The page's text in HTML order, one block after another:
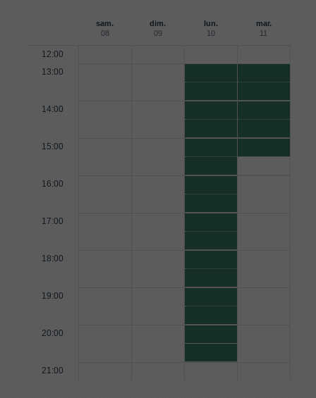
sam.
08
dim.
09
lun.
10
mar.
11
12:00
13:00
14:00
15:00
16:00
17:00
18:00
19:00
20:00
21:00